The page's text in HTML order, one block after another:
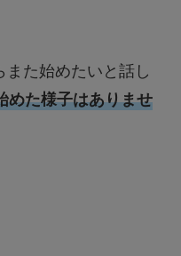
た始めたいと話し
めた様子はありませ